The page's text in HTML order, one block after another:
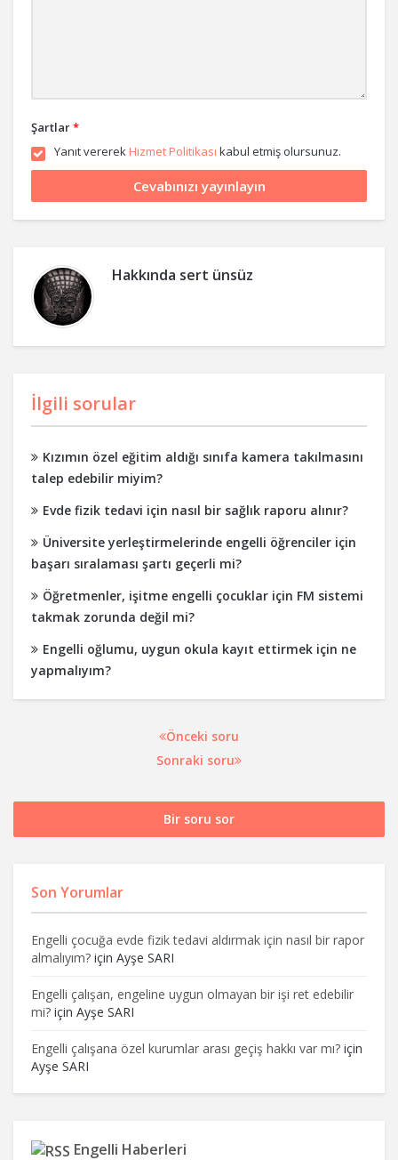
Şartlar*
Yanıt vererek Hizmet Politikası kabul etmiş olursunuz.
Hakkında sert ünsüz
İlgili sorular
Kızımın özel eğitim aldığı sınıfa kamera takılmasını
talep edebilir miyim?
Evde fizik tedavi için nasıl bir sağlık raporu alınır?
Üniversite yerleştirmelerinde engelli öğrenciler için
başarı sıralaması şartı geçerli mi?
Öğretmenler, işitme engelli çocuklar için FM sistemi
takmak zorunda değil mi?
Engelli oğlumu, uygun okula kayıt ettirmek için ne
yapmalıyım?
Önceki soru
Sonraki soru
Bir soru sor
Son Yorumlar
Engelli çocuğa evde fizik tedavi aldırmak için nasıl bir rapor
almalıyım? için Ayşe SARI
Engelli çalışan, engeline uygun olmayan bir işi ret edebilir
mi? için Ayşe SARI
Engelli çalışana özel kurumlar arası geçiş hakkı var mı? için
Ayşe SARI
Engelli Haberleri